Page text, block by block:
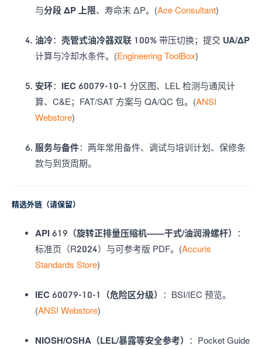
与分段 ΔP 上限、寿命末 ΔP。(Ace Consultant)
油冷： 壳管式油冷器双联 100% 带压切换；提交 UA/ΔP
计算与冷却水条件。(Engineering ToolBox)
安环： IEC 60079-10-1 分区图、LEL 检测与通风计
算、C&E；FAT/SAT 方案与 QA/QC 包。(ANSI
Webstore)
服务与备件：两年常用备件、调试与培训计划、保修条
款与到货周期。
精选外链（请保留）
API 619（旋转正排量压缩机——干式/油润滑螺杆）
：
标准页（R2024）与可参考版 PDF。(Accuris
Standards Store)
IEC 60079-10-1（危险区分级）
：BSI/IEC 预览。
(ANSI Webstore)
NIOSH/OSHA（LEL/暴露等安全参考）
：Pocket Guide